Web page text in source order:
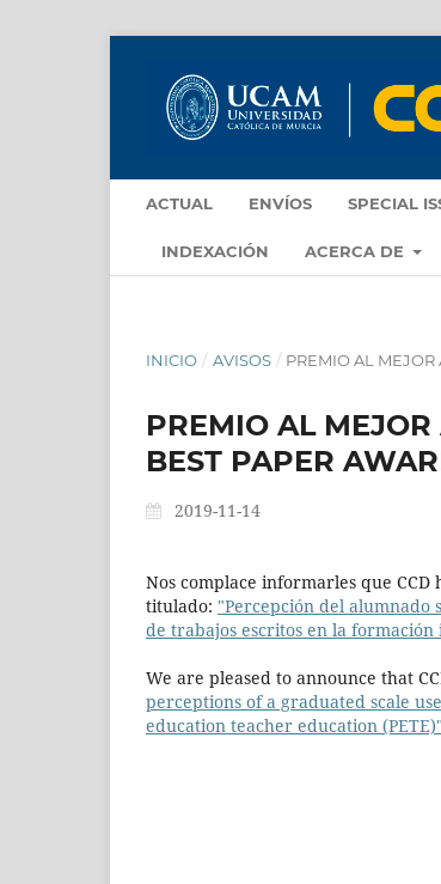
ACTUAL ENVÍOS SPECIAL
INDEXACIÓN ACERCA DE
INICIO / AVISOS / PREMIO AL
PREMIO AL
BEST PAPER
2019-11-14
Nos complace informarles que
titulado: "Percepción del alumnado
de trabajos escritos en la
We are pleased to announce that
perceptions of a graduated scale
education teacher education (PETE)"